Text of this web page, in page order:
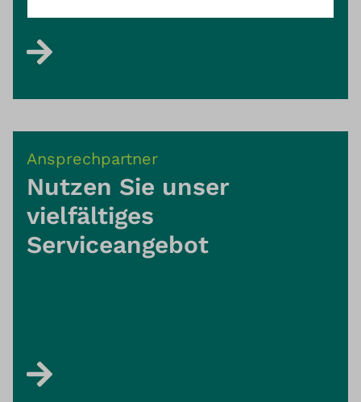
Ansprechpartner
Nutzen Sie unser
vielfältiges
Serviceangebot